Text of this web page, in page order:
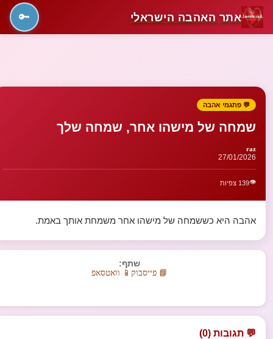
אתר האהבה הישראלי 🔑
💬 פתגמי אהבה
שמחה של מישהו אחר, שמחה שלך
raz
27/01/2026
👁️139 צפיות
אהבה היא כששמחה של מישהו אחר משמחת אותך באמת.
שתף:
📘 פייסבוק 📱 וואטסאפ
💬 תגובות (0)